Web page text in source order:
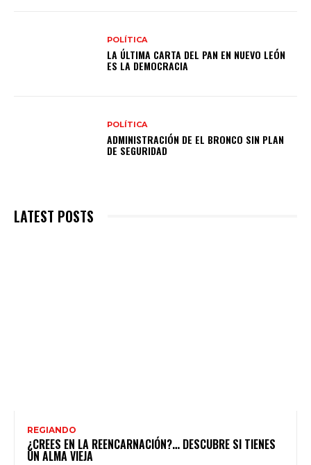
POLÍTICA
LA ÚLTIMA CARTA DEL PAN EN NUEVO LEÓN
ES LA DEMOCRACIA
POLÍTICA
ADMINISTRACIÓN DE EL BRONCO SIN PLAN
DE SEGURIDAD
LATEST POSTS
REGIANDO
¿CREES EN LA REENCARNACIÓN?… DESCUBRE SI TIENES
UN ALMA VIEJA